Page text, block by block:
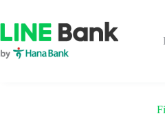
content